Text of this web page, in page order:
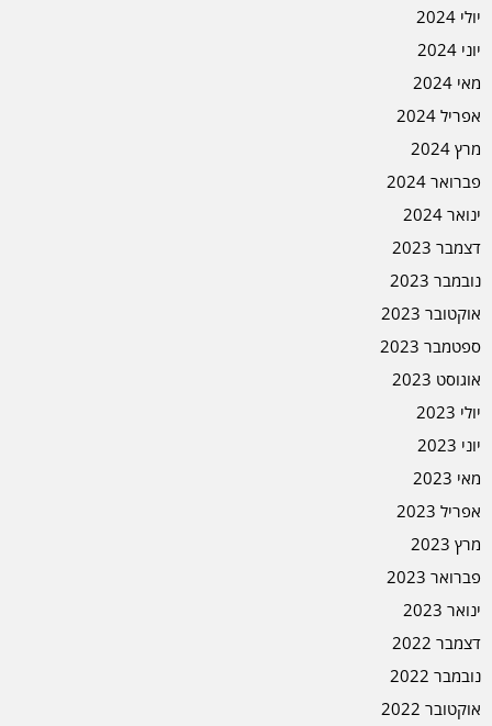
יולי 2024
יוני 2024
מאי 2024
אפריל 2024
מרץ 2024
פברואר 2024
ינואר 2024
דצמבר 2023
נובמבר 2023
אוקטובר 2023
ספטמבר 2023
אוגוסט 2023
יולי 2023
יוני 2023
מאי 2023
אפריל 2023
מרץ 2023
פברואר 2023
ינואר 2023
דצמבר 2022
נובמבר 2022
אוקטובר 2022